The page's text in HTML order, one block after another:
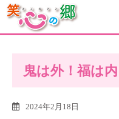
鬼は外！福は内
2024年2月18日